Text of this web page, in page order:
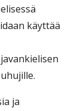
käyttää
ja